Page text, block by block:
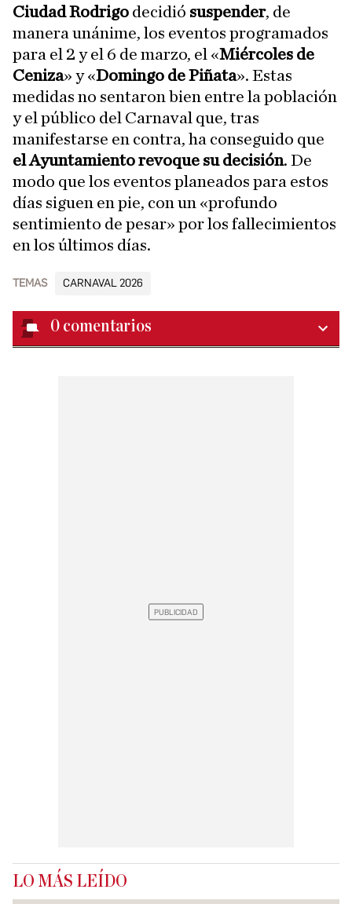
Ciudad Rodrigo decidió suspender, de
manera unánime, los eventos programados
para el 2 y el 6 de marzo, el «Miércoles de
Ceniza» y «Domingo de Piñata». Estas
medidas no sentaron bien entre la población
y el público del Carnaval que, tras
manifestarse en contra, ha conseguido que
el Ayuntamiento revoque su decisión. De
modo que los eventos planeados para estos
días siguen en pie, con un «profundo
sentimiento de pesar» por los fallecimientos
en los últimos días.
TEMAS CARNAVAL 2026
0 comentarios
LO MÁS LEÍDO